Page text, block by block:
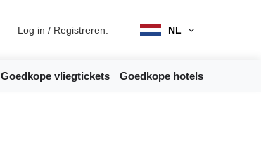
Log in / Registreren: NL
Goedkope vliegtickets Goedkope hotels